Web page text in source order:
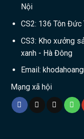
Nội
CS2: 136 Tôn
CS3: Kho xưởng
xanh - Hà Đông
Email:
Mạng xã hội